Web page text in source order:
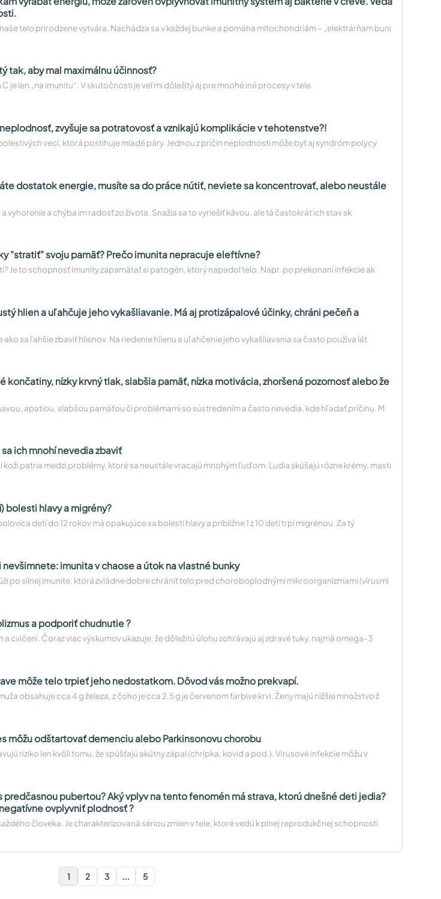
telo prirodzene vytvára. Nachádza sa v každej bunke a pomáha mitochondriám – „elektrárňam buni
tak, aby mal maximálnu účinnosť?
je len „na imunitu“. V skutočnosti je veľmi dôležitý aj pre mnohé iné procesy v tele.
zvyšuje sa potratovosť a vznikajú komplikácie v tehotenstve?!
vecí, ktorá postihuje mladé páry. Jednou z príčin neplodnosti môže byť aj syndróm polycy
dostatok energie, musíte sa do práce nútiť, neviete sa koncentrovať, alebo neustále
vyhorenie a chýba im radosť zo života. Snažia sa to vyriešiť kávou, ale tá častokrát ich stav sk
"stratiť" svoju pamäť? Prečo imunita nepracuje eleftívne?
Je to schopnosť imunity zapamätať si patogén, ktorý napadol telo. Napr. po prekonaní infekcie ak
hlien a uľahčuje jeho vykašliavanie. Má aj protizápalové účinky, chráni pečeň a
sa ľahšie zbaviť hlienov. Na riedenie hlienu a uľahčenie jeho vykašliavania sa často používa lát
končatiny, nízky krvný tlak, slabšia pamäť, nízka motivácia, zhoršená pozornosť alebo že
apatiou, slabšou pamäťou či problémami so sústredením a často nevedia, kde hľadať príčinu. M
ich mnohí nevedia zbaviť
patria medzi problémy, ktoré sa neustále vracajú mnohým ľuďom. Ľudia skúšajú rôzne krémy, masti
bolesti hlavy a migrény?
detí do 12 rokov má opakujúce sa bolesti hlavy a približne 1 z 10 detí trpí migrénou. Za tý
imunita v chaose a útok na vlastné bunky
po silnej imunite, ktorá zvládne dobre chrániť telo pred choroboplodnými mikroorganizmami (vírusmi
a podporiť chudnutie ?
a cvičení. Čoraz viac výskumov ukazuje, že dôležitú úlohu zohrávajú aj zdravé tuky, najmä omega-3
môže telo trpieť jeho nedostatkom. Dôvod vás možno prekvapí.
obsahuje cca 4 g železa, z čoho je cca 2,5 g je červenom farbive krvi. Ženy majú nižšie množstvo ž
môžu odštartovať demenciu alebo Parkinsonovu chorobu
riziko len kvôli tomu, že spúšťajú akútny zápal (chrípka, kovid a pod.). Vírusové infekcie môžu v
predčasnou pubertou? Aký vplyv na tento fenomén má strava, ktorú dnešné deti jedia?
ovplyvniť plodnosť ?
človeka. Je charakterizovaná sériou zmien v tele, ktoré vedú k plnej reprodukčnej schopnosti
1 2 3 ... 5